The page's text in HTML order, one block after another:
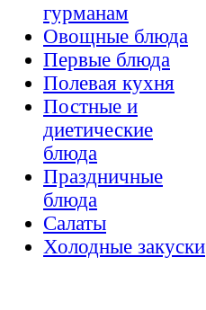
гурманам
Овощные блюда
Первые блюда
Полевая кухня
Постные и
диетические
блюда
Праздничные
блюда
Салаты
Холодные закуски